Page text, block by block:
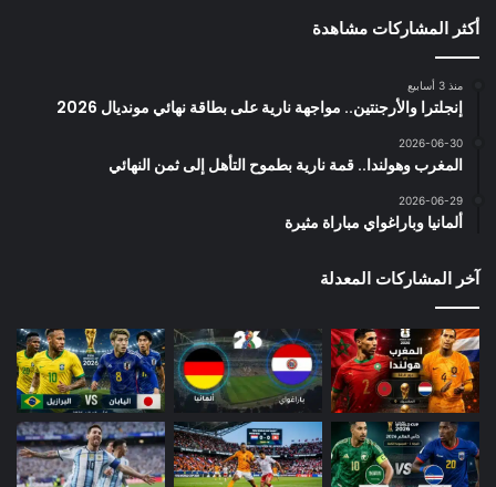
أكثر المشاركات مشاهدة
منذ 3 أسابيع
إنجلترا والأرجنتين.. مواجهة نارية على بطاقة نهائي مونديال 2026
2026-06-30
المغرب وهولندا.. قمة نارية بطموح التأهل إلى ثمن النهائي
2026-06-29
ألمانيا وباراغواي مباراة مثيرة
آخر المشاركات المعدلة